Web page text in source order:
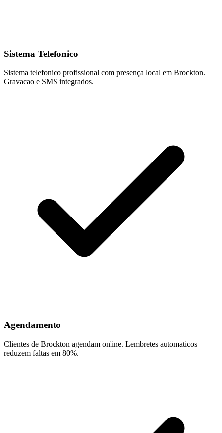
Sistema Telefonico
Sistema telefonico profissional com presença local em Brockton.
Gravacao e SMS integrados.
Agendamento
Clientes de Brockton agendam online. Lembretes automaticos
reduzem faltas em 80%.